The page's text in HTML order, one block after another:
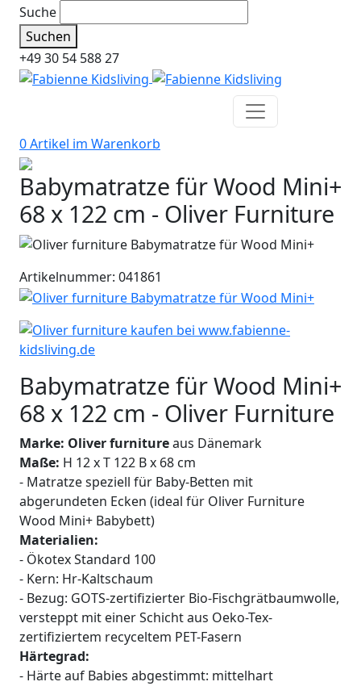
Suche
Suchen
+49 30 54 588 27
0 Artikel im Warenkorb
Babymatratze für Wood Mini+
68 x 122 cm - Oliver Furniture
Artikelnummer: 041861
Babymatratze für Wood Mini+
68 x 122 cm - Oliver Furniture
Marke: Oliver furnitureaus Dänemark
Maße: H 12 x T 122 B x 68 cm
- Matratze speziell für Baby-Betten mit
abgerundeten Ecken (ideal für Oliver Furniture
Wood Mini+ Babybett)
Materialien:
- Ökotex Standard 100
- Kern: Hr-Kaltschaum
- Bezug: GOTS-zertifizierter Bio-Fischgrätbaumwolle,
versteppt mit einer Schicht aus Oeko-Tex-
zertifiziertem recyceltem PET-Fasern
Härtegrad:
- Härte auf Babies abgestimmt: mittelhart